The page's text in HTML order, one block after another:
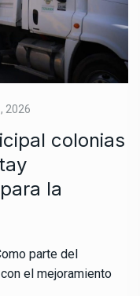
2026
colonias
la
parte del
el mejoramiento